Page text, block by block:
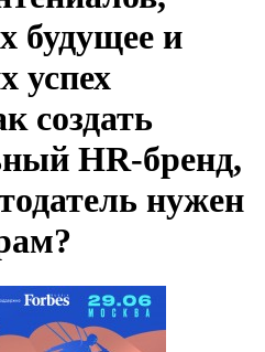
будущее и
успех
создать
HR-бренд,
нужен